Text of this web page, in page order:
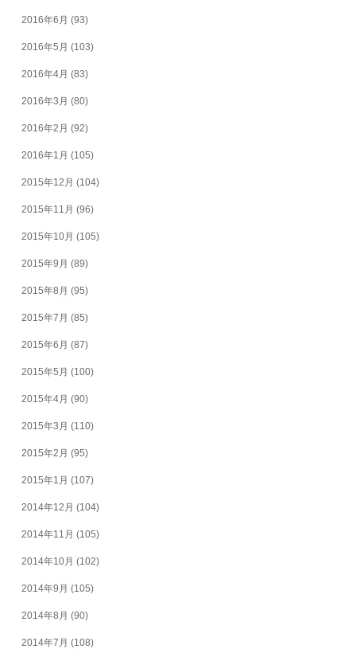
2016年6月 (93)
2016年5月 (103)
2016年4月 (83)
2016年3月 (80)
2016年2月 (92)
2016年1月 (105)
2015年12月 (104)
2015年11月 (96)
2015年10月 (105)
2015年9月 (89)
2015年8月 (95)
2015年7月 (85)
2015年6月 (87)
2015年5月 (100)
2015年4月 (90)
2015年3月 (110)
2015年2月 (95)
2015年1月 (107)
2014年12月 (104)
2014年11月 (105)
2014年10月 (102)
2014年9月 (105)
2014年8月 (90)
2014年7月 (108)